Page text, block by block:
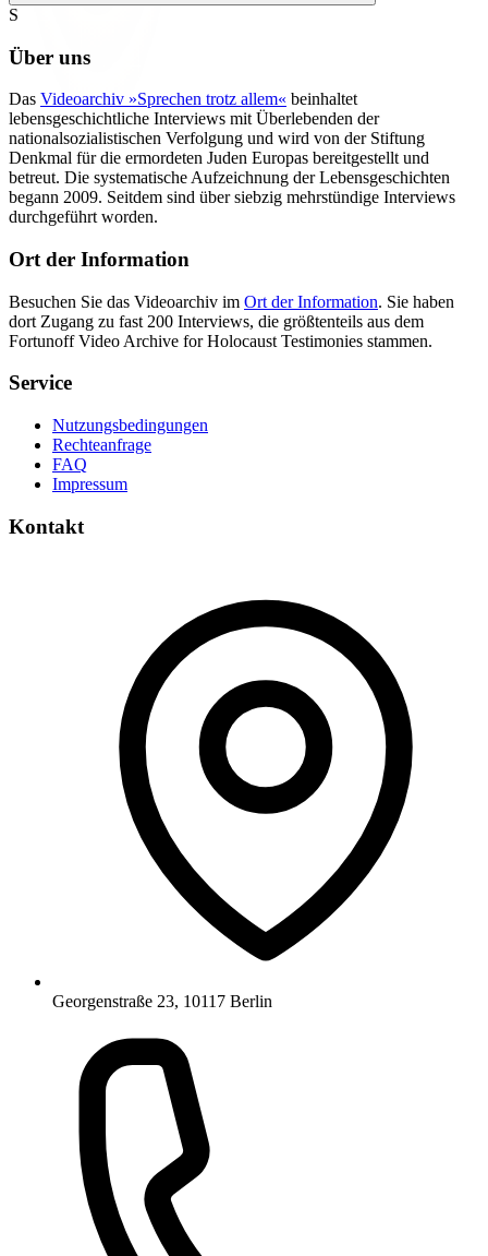
S
Über uns
Das Videoarchiv »Sprechen trotz allem« beinhaltet
lebensgeschichtliche Interviews mit Überlebenden der
nationalsozialistischen Verfolgung und wird von der Stiftung
Denkmal für die ermordeten Juden Europas bereitgestellt und
betreut. Die systematische Aufzeichnung der Lebensgeschichten
begann 2009. Seitdem sind über siebzig mehrstündige Interviews
durchgeführt worden.
Ort der Information
Besuchen Sie das Videoarchiv im Ort der Information. Sie haben
dort Zugang zu fast 200 Interviews, die größtenteils aus dem
Fortunoff Video Archive for Holocaust Testimonies stammen.
Service
Nutzungsbedingungen
Rechteanfrage
FAQ
Impressum
Kontakt
Georgenstraße 23, 10117 Berlin